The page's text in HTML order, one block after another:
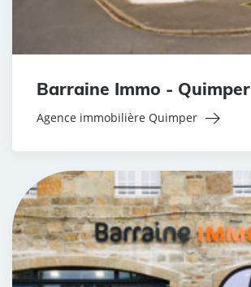
Barraine Immo - Quimper
Agence immobilière Quimper